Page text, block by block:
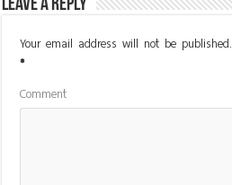
Leave a Reply
Your email address will not be published.
*
Comment